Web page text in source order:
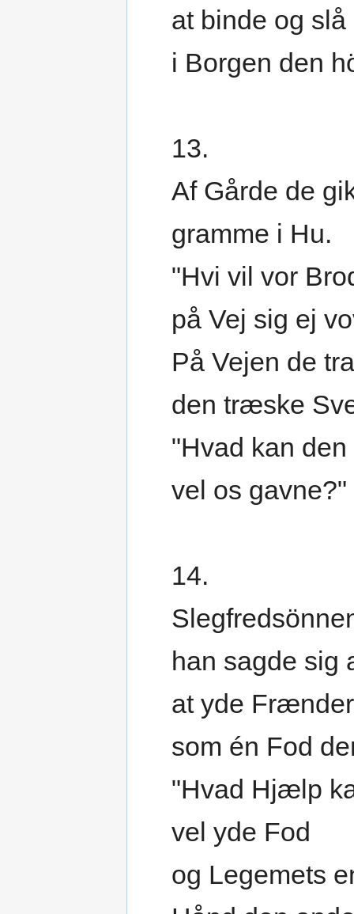
at binde og slå
i Borgen den
13.
Af Gårde de
gramme i Hu.
"Hvi vil vor
på Vej sig ej
På Vejen de
den træske
"Hvad kan
vel os gavne?"
14.
han sagde sig
at yde
som én Fod
"Hvad Hjælp
vel yde Fod
og Legemets